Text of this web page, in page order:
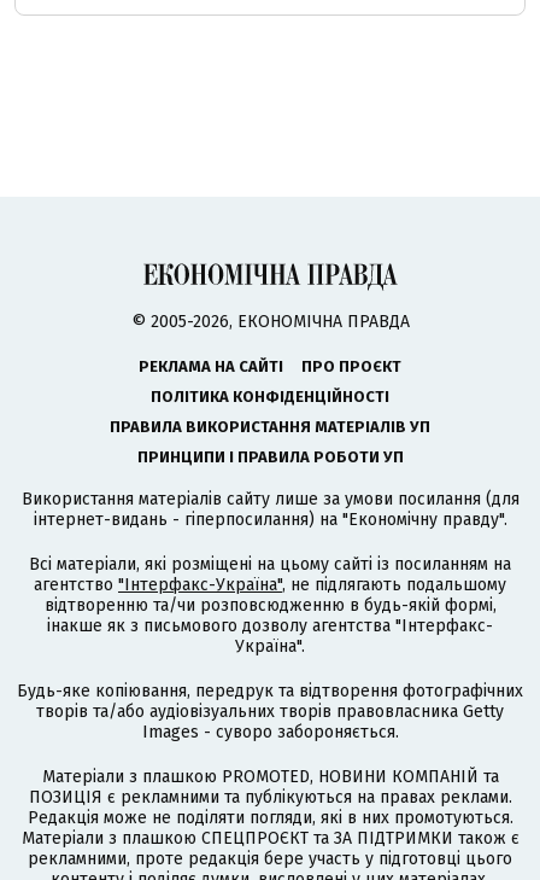
© 2005-2026, ЕКОНОМІЧНА ПРАВДА
РЕКЛАМА НА САЙТІ
ПРО ПРОЄКТ
ПОЛІТИКА КОНФІДЕНЦІЙНОСТІ
ПРАВИЛА ВИКОРИСТАННЯ МАТЕРІАЛІВ УП
ПРИНЦИПИ І ПРАВИЛА РОБОТИ УП
Використання матеріалів сайту лише за умови посилання (для
інтернет-видань - гіперпосилання) на "Економічну правду".
Всі матеріали, які розміщені на цьому сайті із посиланням на
агентство "Інтерфакс-Україна", не підлягають подальшому
відтворенню та/чи розповсюдженню в будь-якій формі,
інакше як з письмового дозволу агентства "Інтерфакс-
Україна".
Будь-яке копіювання, передрук та відтворення фотографічних
творів та/або аудіовізуальних творів правовласника Getty
Images - суворо забороняється.
Матеріали з плашкою PROMOTED, НОВИНИ КОМПАНІЙ та
ПОЗИЦІЯ є рекламними та публікуються на правах реклами.
Редакція може не поділяти погляди, які в них промотуються.
Матеріали з плашкою СПЕЦПРОЄКТ та ЗА ПІДТРИМКИ також є
рекламними, проте редакція бере участь у підготовці цього